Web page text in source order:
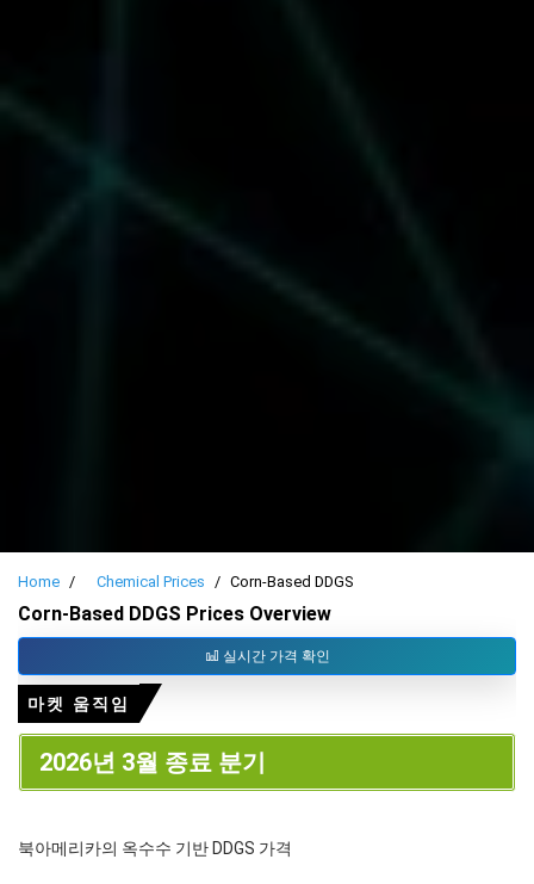
Home Chemical Prices Corn-Based DDGS
Corn-Based DDGS Prices Overview
실시간 가격 확인
마켓 움직임
2026년 3월 종료 분기
북아메리카의 옥수수 기반 DDGS 가격